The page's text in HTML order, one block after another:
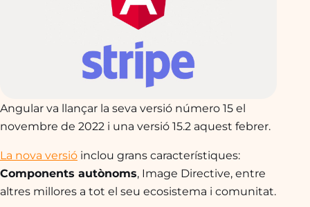
Angular va llançar la seva versió número 15 el
novembre de 2022 i una versió 15.2 aquest febrer.
La nova versió inclou grans característiques:
Components autònoms, Image Directive, entre
altres millores a tot el seu ecosistema i comunitat.